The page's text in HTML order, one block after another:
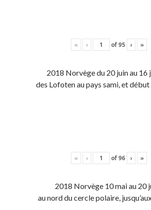
« ‹ of95 › »
2018 Norvège du 20 juin au 16
des Lofoten au pays sami, et
« ‹ of96 › »
2018 Norvège 10 mai au 20
au nord du cercle polaire,